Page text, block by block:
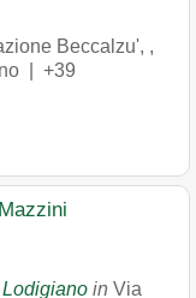
Beccalzu', ,
+39
in Via